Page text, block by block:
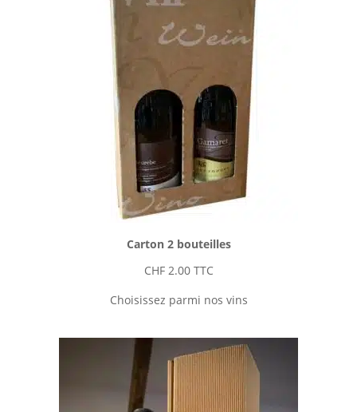
Carton 2 bouteilles
CHF2.00 TTC
Choisissez parmi nos vins